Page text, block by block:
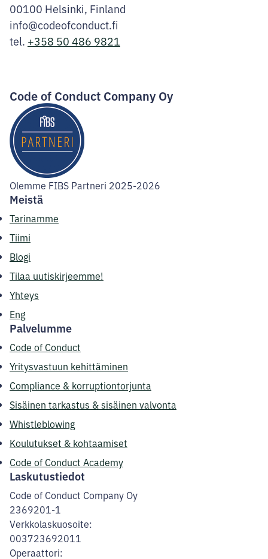
00100 Helsinki, Finland
info@codeofconduct.fi
tel. +358 50 486 9821
Code of Conduct Company Oy
Olemme FIBS Partneri 2025-2026
Meistä
Tarinamme
Tiimi
Blogi
Tilaa uutiskirjeemme!
Yhteys
Eng
Palvelumme
Code of Conduct
Yritysvastuun kehittäminen
Compliance & korruptiontorjunta
Sisäinen tarkastus & sisäinen valvonta
Whistleblowing
Koulutukset & kohtaamiset
Code of Conduct Academy
Laskutustiedot
Code of Conduct Company Oy
2369201-1
Verkkolaskuosoite:
003723692011
Operaattori: